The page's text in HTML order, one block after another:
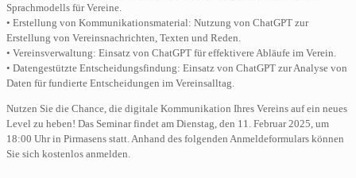
Sprachmodells für Vereine.
• Erstellung von Kommunikationsmaterial: Nutzung von ChatGPT zur
Erstellung von Vereinsnachrichten, Texten und Reden.
• Vereinsverwaltung: Einsatz von ChatGPT für effektivere Abläufe im Verein.
• Datengestützte Entscheidungsfindung: Einsatz von ChatGPT zur Analyse von
Daten für fundierte Entscheidungen im Vereinsalltag.
Nutzen Sie die Chance, die digitale Kommunikation Ihres Vereins auf ein neues
Level zu heben! Das Seminar findet am Dienstag, den 11. Februar 2025, um
18:00 Uhr in Pirmasens statt. Anhand des folgenden Anmeldeformulars können
Sie sich kostenlos anmelden.